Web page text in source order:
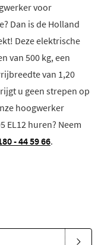
voor
Dan is de Holland
Deze elektrische
van 500 kg, een
van 1,20
u geen strepen op
hoogwerker
EL12 huren? Neem
- 44 59 66.